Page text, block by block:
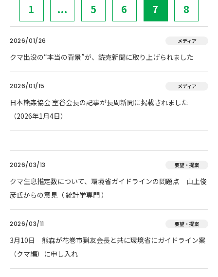
1 ... 5 6 7 8
2026/01/26 メディア
クマ出没の“本当の背景”が、読売新聞に取り上げられました
2026/01/15 メディア
日本熊森協会 室谷会長の記事が長周新聞に掲載されました
（2026年1月4日）
2026/03/13 要望・提案
クマ生息推定数について、環境省ガイドラインの問題点 山上俊
彦氏からの意見（ 統計学専門 ）
2026/03/11 要望・提案
3月10日 熊森が花巻市猟友会長と共に環境省にガイドライン案
（クマ編）に申し入れ